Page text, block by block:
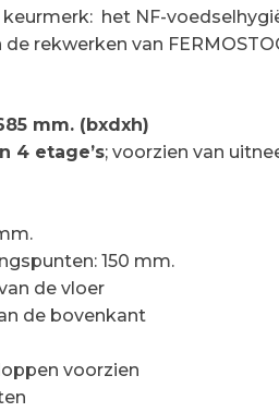
het NF-
rekwerken van
mm. (bxdxh)
4 etage’s; voorzien van
150 mm.
de vloer
de bovenkant
voorzien